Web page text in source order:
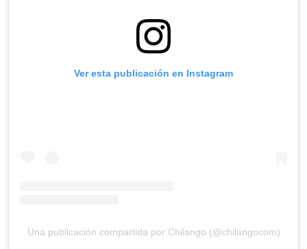
Ver esta publicación en Instagram
Una publicación compartida por Chilango (@chilangocom)